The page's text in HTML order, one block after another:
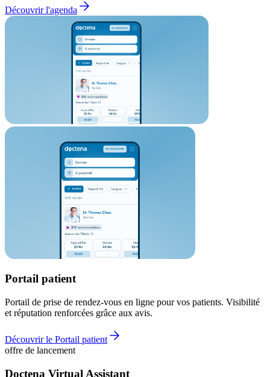
Découvrir l'agenda
Portail patient
Portail de prise de rendez-vous en ligne pour vos patients. Visibilité
et réputation renforcées grâce aux avis.
Découvrir le Portail patient
offre de lancement
Doctena Virtual Assistant